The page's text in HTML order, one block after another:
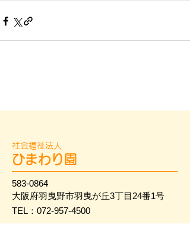
社会福祉法人
ひまわり園
583-0864
大阪府羽曳野市羽曳が丘3丁目24番1号
TEL：072-957-4500